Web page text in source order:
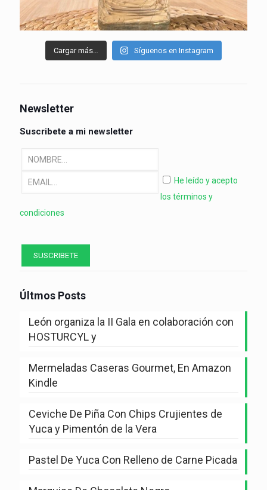
Cargar más… Síguenos en Instagram
Newsletter
Suscribete a mi newsletter
He leído y acepto
los términos y
condiciones
Últmos Posts
León organiza la II Gala en colaboración con
HOSTURCYL y
Mermeladas Caseras Gourmet, En Amazon
Kindle
Ceviche De Piña Con Chips Crujientes de
Yuca y Pimentón de la Vera
Pastel De Yuca Con Relleno de Carne Picada